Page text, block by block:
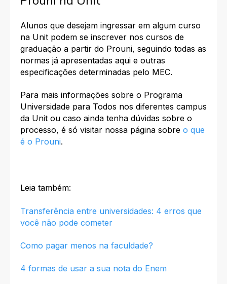
Alunos que desejam ingressar em algum curso
na Unit podem se inscrever nos cursos de
graduação a partir do Prouni, seguindo todas as
normas já apresentadas aqui e outras
especificações determinadas pelo MEC.
Para mais informações sobre o Programa
Universidade para Todos nos diferentes campus
da Unit ou caso ainda tenha dúvidas sobre o
processo, é só visitar nossa página sobre o que
é o Prouni.
Leia também:
Transferência entre universidades: 4 erros que
você não pode cometer
Como pagar menos na faculdade?
4 formas de usar a sua nota do Enem